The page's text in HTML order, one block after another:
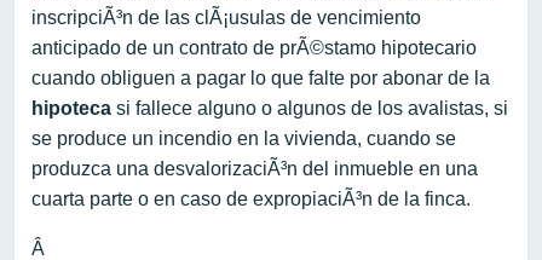
inscripciÃ³n de las clÃ¡usulas de vencimiento
anticipado de un contrato de prÃ©stamo hipotecario
cuando obliguen a pagar lo que falte por abonar de la
hipoteca si fallece alguno o algunos de los avalistas, si
se produce un incendio en la vivienda, cuando se
produzca una desvalorizaciÃ³n del inmueble en una
cuarta parte o en caso de expropiaciÃ³n de la finca.
Â